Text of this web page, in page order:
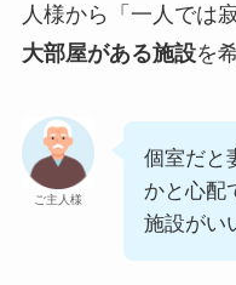
人様から「一人では
大部屋がある施設を
ご主人様
個室だと
かと心配
施設がい